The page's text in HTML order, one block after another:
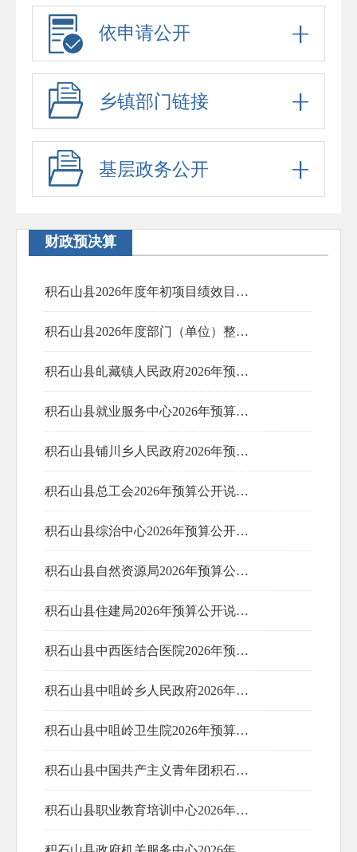
依申请公开
乡镇部门链接
基层政务公开
财政预决算
积石山县2026年度年初项目绩效目标申报表
2026-02-24
积石山县2026年度部门（单位）整体绩效目标申报表公开
2026-02-24
积石山县癿藏镇人民政府2026年预算公开说明及表格
2026-01-28
积石山县就业服务中心2026年预算公开说明及表格
2026-01-28
积石山县铺川乡人民政府2026年预算公开说明及表格
2026-01-28
积石山县总工会2026年预算公开说明及表格
2026-01-28
积石山县综治中心2026年预算公开说明及表格
2026-01-28
积石山县自然资源局2026年预算公开说明及表格
2026-01-28
积石山县住建局2026年预算公开说明及表格
2026-01-28
积石山县中西医结合医院2026年预算公开说明及表格
2026-01-28
积石山县中咀岭乡人民政府2026年预算公开说明及表格
2026-01-28
积石山县中咀岭卫生院2026年预算公开说明及表格
2026-01-28
积石山县中国共产主义青年团积石山县委员会2026年预算公开说明及表格
2026-01-28
积石山县职业教育培训中心2026年预算公开说明及表格